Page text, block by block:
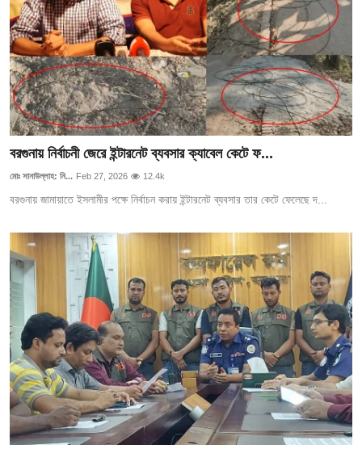
বরগুনায় নির্বাচনী জেরে ইন্টারনেট ব্যবসার ক্যাবেল কেটে ফ...
মোঃ সানাউল্লাহ: নি... Feb 27, 2026 12.4k
বরগুনায় জামায়াতে ইসলামীর পক্ষে নির্বাচন করায় ইন্টারনেট ব্যবসার তার কেটে ফেলেছে দ...